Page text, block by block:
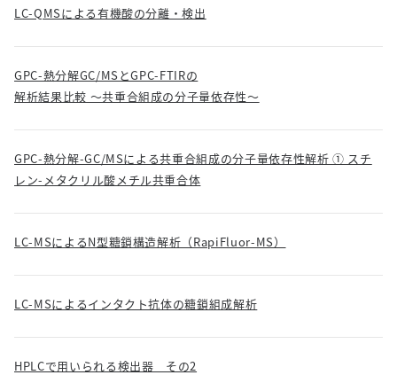
LC-QMSによる有機酸の分離・検出
GPC-熱分解GC/MSとGPC-FTIRの
解析結果比較 ～共重合組成の分子量依存性～
GPC-熱分解-GC/MSによる共重合組成の分子量依存性解析 ① スチ
レン-メタクリル酸メチル共重合体
LC-MSによるN型糖鎖構造解析（RapiFluor-MS）
LC-MSによるインタクト抗体の糖鎖組成解析
HPLCで用いられる検出器 その2